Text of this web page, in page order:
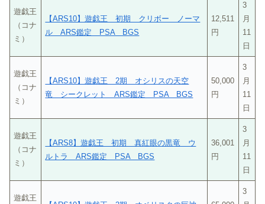
遊戯王
（コナ
ミ）
【ARS10】遊戯王 初期 クリボー ノーマ
ル ARS鑑定 PSA BGS
12,511
円
3
月
11
日
遊戯王
（コナ
ミ）
【ARS10】遊戯王 2期 オシリスの天空
竜 シークレット ARS鑑定 PSA BGS
50,000
円
3
月
11
日
遊戯王
（コナ
ミ）
【ARS8】遊戯王 初期 真紅眼の黒竜 ウ
ルトラ ARS鑑定 PSA BGS
36,001
円
3
月
11
日
遊戯王
3